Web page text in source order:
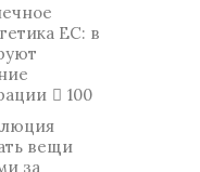
ЕС: в
100
вещи
за